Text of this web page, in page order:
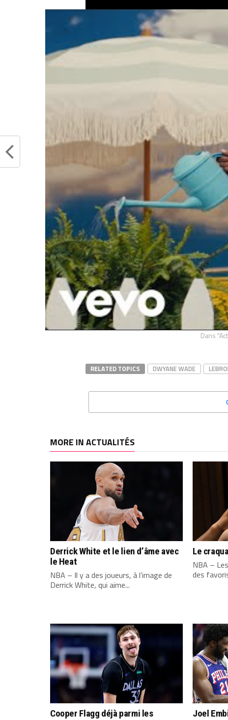
Partager :
Articles similaires
La réflexion sincère de Dwyane
Wade sur la longévité de LeBron
juillet 30, 2024
Dans "Actualités"
Un
Netflix
et
août
Dans
RELATED TOPICS DWYANE WADE
MORE IN ACTUALITÉS
Derrick White et le lien d’âme avec
le Heat
NBA – Il y a des joueurs, à l’image de
Derrick White, qui aime...
Le
NBA –
des
Cooper Flagg déjà parmi les
Joel